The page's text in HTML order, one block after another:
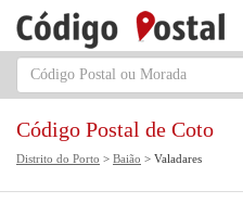
Código Postal de Coto
Distrito do Porto > Baião > Valadares